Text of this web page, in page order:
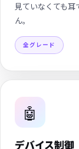
見ていなくても
ん。
全グレード
🤖
デバイス制御